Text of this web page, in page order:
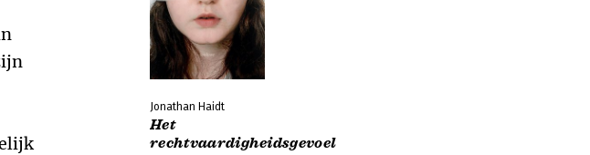
Jonathan Haidt
Het
rechtvaardigheidsgevoel